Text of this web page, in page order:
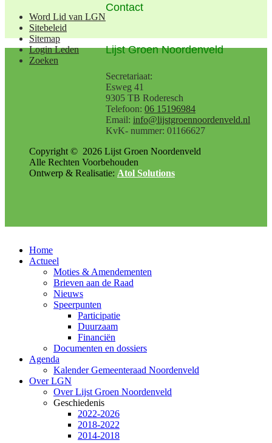
Word Lid van LGN
Sitebeleid
Sitemap
Login Leden
Zoeken
Contact
Lijst Groen Noordenveld
Secretariaat:
Esweg 41
9305 TB Roderesch
Telefoon: 06 15196984
Email: info@lijstgroennoordenveld.nl
KvK- nummer: 01166627
Copyright © 2026 Lijst Groen Noordenveld
Alle Rechten Voorbehouden
Ontwerp & Realisatie: Atol Solutions
Home
Actueel
Moties & Amendementen
Brieven aan de Raad
Nieuws
Speerpunten
Participatie
Duurzaam
Financiën
Documenten en dossiers
Agenda
Kalender Gemeenteraad Noordenveld
Over LGN
Over Lijst Groen Noordenveld
Geschiedenis
2022-2026
2018-2022
2014-2018